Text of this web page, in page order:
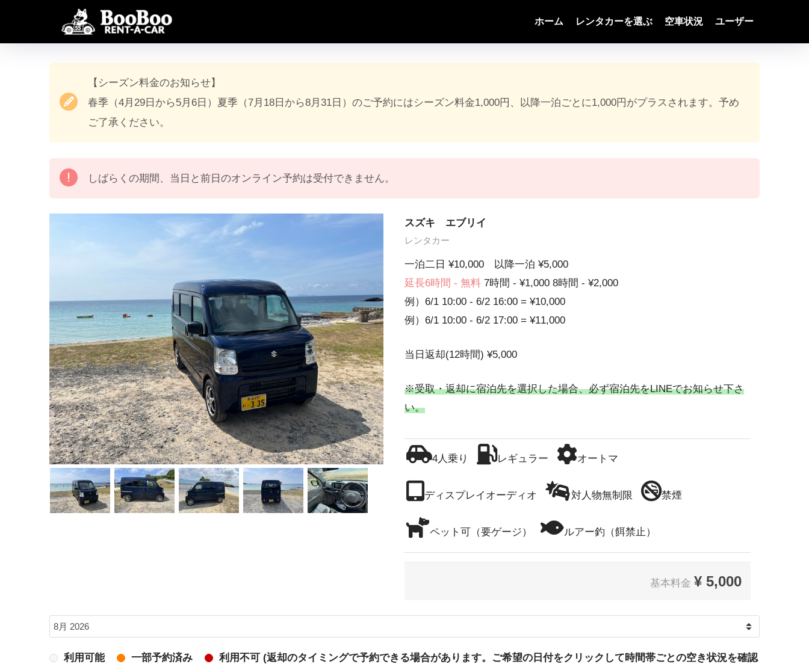
ホーム レンタカーを選ぶ 空車状況 ユーザー
【シーズン料金のお知らせ】
春季（4月29日から5月6日）夏季（7月18日から8月31日）のご予約にはシーズン料金1,000円、以降一泊ごとに1,000円がプラスされます。予め
ご了承ください。
しばらくの期間、当日と前日のオンライン予約は受付できません。
スズキ エブリイ
レンタカー
一泊二日 ¥10,000 以降一泊 ¥5,000
延長6時間 - 無料 7時間 - ¥1,000 8時間 - ¥2,000
例）6/1 10:00 - 6/2 16:00 = ¥10,000
例）6/1 10:00 - 6/2 17:00 = ¥11,000
当日返却(12時間) ¥5,000
※受取・返却に宿泊先を選択した場合、必ず宿泊先をLINEでお知らせ下さ
い。
4人乗り レギュラー オートマ
ディスプレイオーディオ 対人物無制限 禁煙
ペット可（要ゲージ） ルアー釣（餌禁止）
基本料金 ¥ 5,000
利用可能 一部予約済み
利用不可 (返却のタイミングで予約できる場合があります。ご希望の日付をクリックして時間帯ごとの空き状況を確認